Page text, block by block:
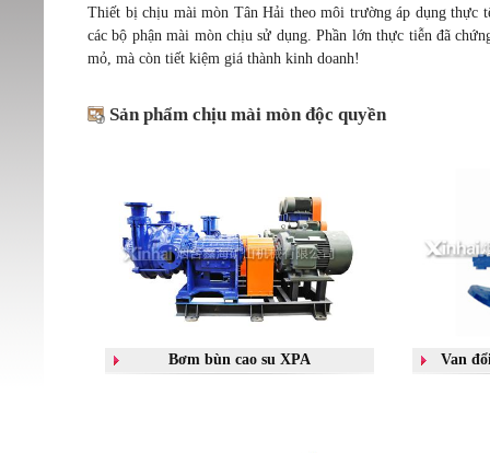
Thiết bị chịu mài mòn Tân Hải theo môi trường áp dụng thực
các bộ phận mài mòn chịu sử dụng. Phần lớn thực tiễn đã
mỏ, mà còn tiết kiệm giá thành kinh doanh!
Sản phẩm chịu mài mòn độc quyền
Bơm bùn cao su XPA Van